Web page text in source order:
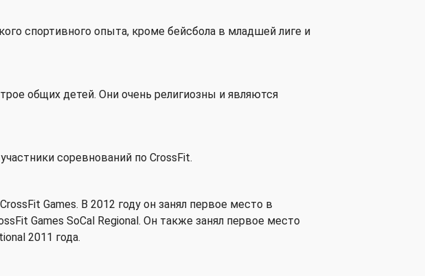
спортивного опыта, кроме бейсбола в младшей лиге и
общих детей. Они очень религиозны и являются
соревнований по CrossFit.
Games. В 2012 году он занял первое место в
Games SoCal Regional. Он также занял первое место
2011 года.